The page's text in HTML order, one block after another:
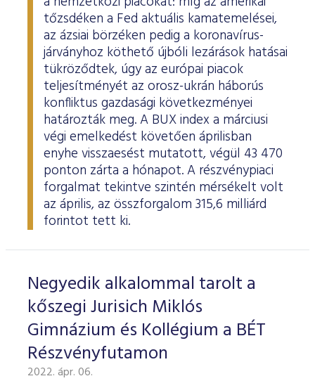
tőzsdéken a Fed aktuális kamatemelései,
az ázsiai börzéken pedig a koronavírus-
járványhoz köthető újbóli lezárások hatásai
tükröződtek, úgy az európai piacok
teljesítményét az orosz-ukrán háborús
konfliktus gazdasági következményei
határozták meg. A BUX index a márciusi
végi emelkedést követően áprilisban
enyhe visszaesést mutatott, végül 43 470
ponton zárta a hónapot. A részvénypiaci
forgalmat tekintve szintén mérsékelt volt
az április, az összforgalom 315,6 milliárd
forintot tett ki.
Negyedik alkalommal tarolt a
kőszegi Jurisich Miklós
Gimnázium és Kollégium a BÉT
Részvényfutamon
2022. ápr. 06.